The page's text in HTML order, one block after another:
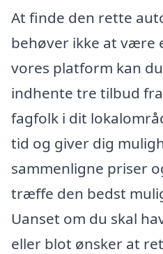
At finde den rette
behøver ikke at være
vores platform kan
indhente tre tilbud
fagfolk i dit
tid og giver dig
sammenligne priser
træffe den bedst
Uanset om du skal
eller blot ønsker at